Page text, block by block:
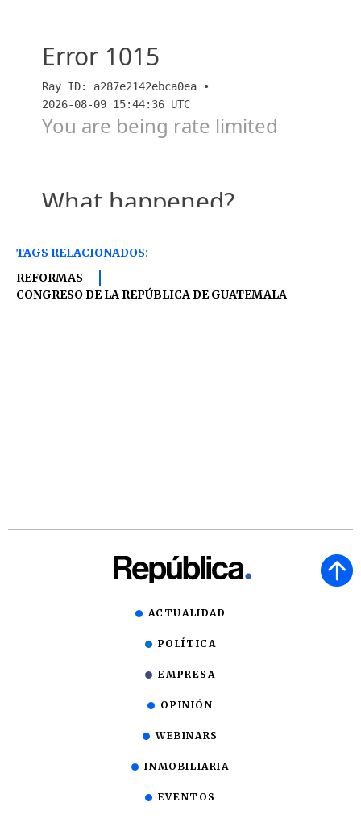
TAGS RELACIONADOS:
REFORMAS
CONGRESO DE LA REPÚBLICA DE GUATEMALA
ACTUALIDAD
POLÍTICA
EMPRESA
OPINIÓN
WEBINARS
INMOBILIARIA
EVENTOS